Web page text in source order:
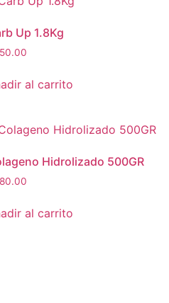
Up 1.8Kg
al carrito
Hidrolizado 500GR
al carrito